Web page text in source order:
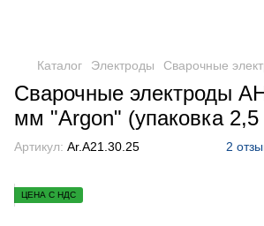
Каталог Электроды Сварочные
Сварочные электроды
мм "Argon" (упаковка 2,5
Артикул: Ar.A21.30.25 2
ЦЕНА С НДС